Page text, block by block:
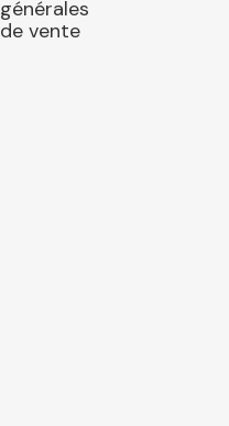
générales
de vente